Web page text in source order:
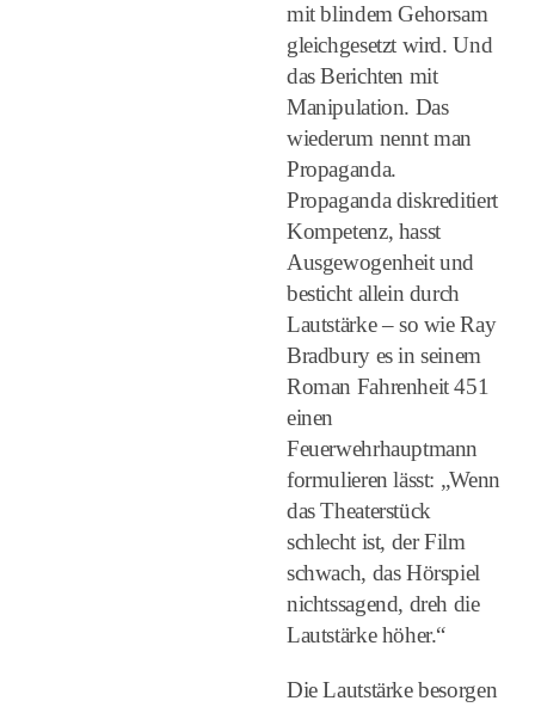
mit blindem Gehorsam
gleichgesetzt wird. Und
das Berichten mit
Manipulation. Das
wiederum nennt man
Propaganda.
Propaganda diskreditiert
Kompetenz, hasst
Ausgewogenheit und
besticht allein durch
Lautstärke – so wie Ray
Bradbury es in seinem
Roman Fahrenheit 451
einen
Feuerwehrhauptmann
formulieren lässt: „Wenn
das Theaterstück
schlecht ist, der Film
schwach, das Hörspiel
nichtssagend, dreh die
Lautstärke höher.“
Die Lautstärke besorgen